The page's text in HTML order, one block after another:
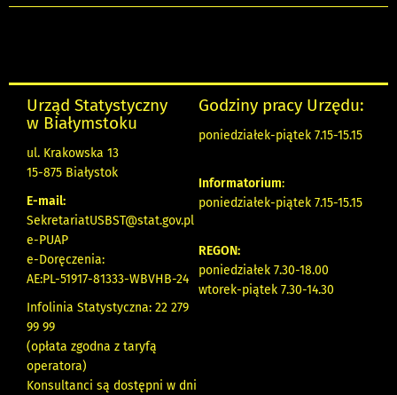
Urząd Statystyczny
w Białymstoku
ul. Krakowska 13
15-875 Białystok
E-mail:
SekretariatUSBST@stat.gov.pl
e-PUAP
e-Doręczenia:
AE:PL-51917-81333-WBVHB-24
Infolinia Statystyczna: 22 279
99 99
(opłata zgodna z taryfą
operatora)
Konsultanci są dostępni w dni
Godziny pracy Urzędu:
poniedziałek-piątek 7.15-15.15
Informatorium:
poniedziałek-piątek 7.15-15.15
REGON:
poniedziałek 7.30-18.00
wtorek-piątek 7.30-14.30